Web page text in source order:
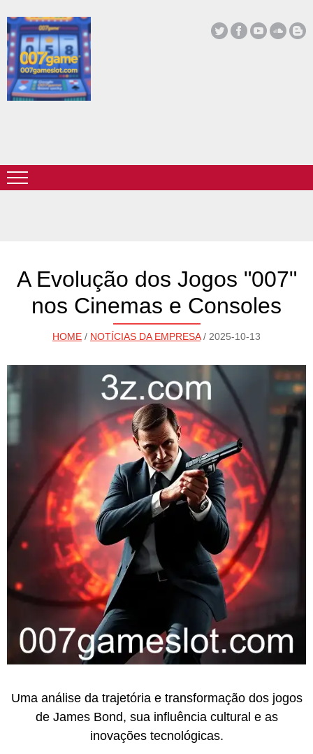
A Evolução dos Jogos "007"
nos Cinemas e Consoles
HOME / NOTÍCIAS DA EMPRESA/ 2025-10-13
Uma análise da trajetória e transformação dos jogos
de James Bond, sua influência cultural e as
inovações tecnológicas.